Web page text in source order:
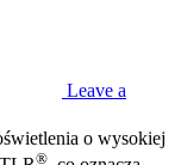
Leave a
o wysokiej
®